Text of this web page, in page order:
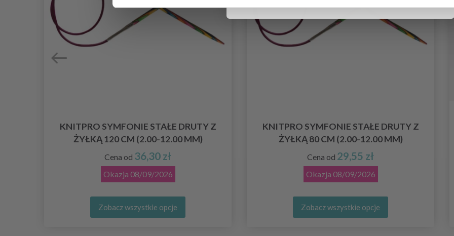
KNITPRO SYMFONIE STAŁE DRUTY Z
ŻYŁKĄ 120 CM (2.00-12.00 MM)
Cena od 36,30 zł
Okazja 08/09/2026
Zobacz wszystkie opcje
KNITPRO SYMFONIE STAŁE DRUTY Z
ŻYŁKĄ 80 CM (2.00-12.00 MM)
Cena od 29,55 zł
Okazja 08/09/2026
Zobacz wszystkie opcje